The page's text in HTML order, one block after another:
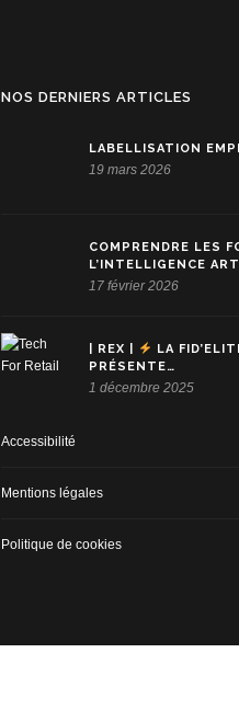
NOS DERNIERS ARTICLES
LABELLISATION
19 mars 2026
COMPRENDRE LES
L’INTELLIGENCE
17 février 2026
| REX |
LA
PRÉSENTE…
1 décembre 2025
Accessibilité
Mentions légales
Politique de cookies